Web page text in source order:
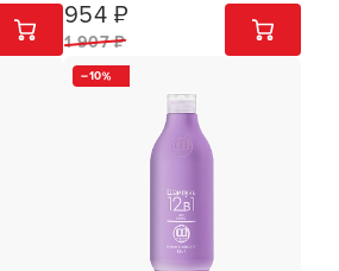
1 ШТ 954 ₽
1 907 ₽
1 ШТ
10